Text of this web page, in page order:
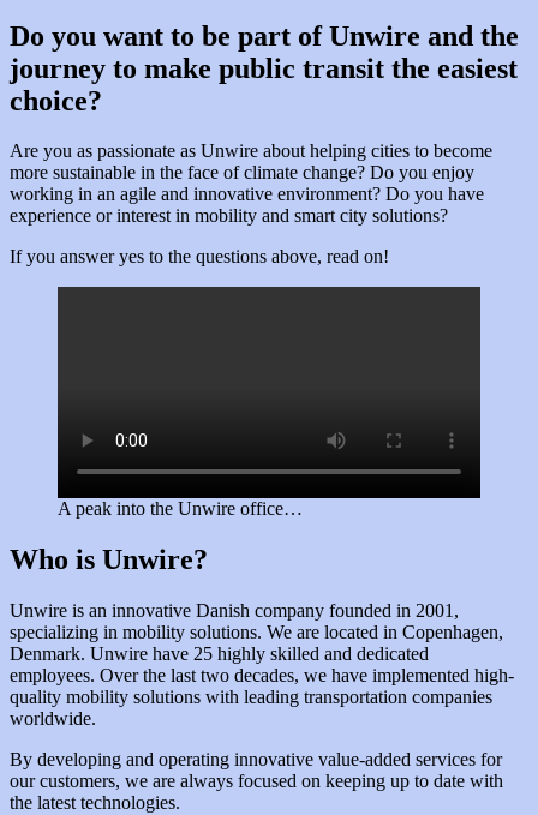
Do you want to be part of Unwire and the
journey to make public transit the easiest
choice?
Are you as passionate as Unwire about helping cities to become
more sustainable in the face of climate change? Do you enjoy
working in an agile and innovative environment? Do you have
experience or interest in mobility and smart city solutions?
If you answer yes to the questions above, read on!
A peak into the Unwire office…
Who is Unwire?
Unwire is an innovative Danish company founded in 2001,
specializing in mobility solutions. We are located in Copenhagen,
Denmark. Unwire have 25 highly skilled and dedicated
employees. Over the last two decades, we have implemented high-
quality mobility solutions with leading transportation companies
worldwide.
By developing and operating innovative value-added services for
our customers, we are always focused on keeping up to date with
the latest technologies.